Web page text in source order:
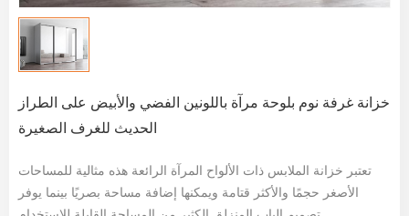
خزانة غرفة نوم بلوحة مرآة باللونين الفضي والأبيض على الطراز
الحديث للغرف الصغيرة
تعتبر خزانة الملابس ذات الألواح المرآة الرائعة هذه مثالية للمساحات
الأصغر حجمًا والأكثر قتامة ويمكنها إضافة مساحة بصريًا بينما يوفر